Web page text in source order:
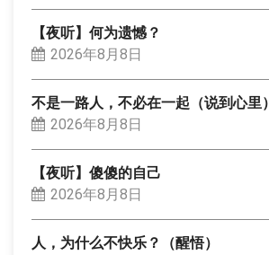
【夜听】何为遗憾？
2026年8月8日
不是一路人，不必在一起（说到心里）
2026年8月8日
【夜听】傻傻的自己
2026年8月8日
人，为什么不快乐？（醒悟）